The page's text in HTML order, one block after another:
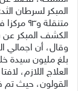
متنقلة و٩٣ مركزا في المستشفيات.
الكشف المبكر عن
وقال، أن اجمالي
بلغ مليون سيدة